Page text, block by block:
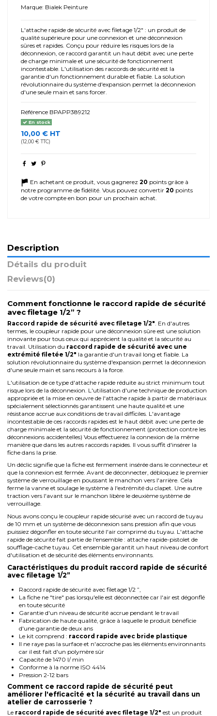
Marque: Bialek Peinture
L'attache rapide de sécurité avec filetage 1/2" : un produit de
qualité supérieure pour une connexion et une déconnexion
sûres et rapides. Conçu pour réduire les risques lors de la
déconnexion, ce raccord garantit un haut débit avec une perte
de charge minimale et une sécurité de fonctionnement
incontestable. L'utilisation des raccords de sécurité est la
garantie d'un fonctionnement durable et fiable. La solution
révolutionnaire du système d'expansion permet la déconnexion
d'une seule main et sans forcer.
Référence BPAPP389212
En stock
10,00 € HT
(12,00 € TTC)
En achetant ce produit, vous gagnerez 20 points grâce à
notre programme de fidélité. Vous pouvez convertir 20 points
de votre compte en bon pour un prochain achat.
Description
Détails du produit
Reviews(0)
Comment fonctionne le raccord rapide de sécurité
avec filetage 1/2” ?
Raccord rapide de sécurité avec filetage 1/2″. En d'autres
termes, le coupleur rapide pour une déconnexion sûre est une solution
innovante pour tous ceux qui apprécient la qualité et la sécurité au
travail. Utilisation du raccord rapide de sécurité avec une
extrémité filetée 1/2" la garantie d'un travail long et fiable. La
solution révolutionnaire du système d'expansion permet la déconnexion
d'une seule main et sans recours à la force.
L'utilisation de ce type d'attache rapide réduite au strict minimum tout
risque lors de la déconnexion. L'utilisation d'une technique de production
appropriée et la mise en œuvre de l'attache rapide à partir de matériaux
spécialement sélectionnés garantissent une haute qualité et une
résistance accrue aux conditions de travail difficiles. L'avantage
incontestable de ces raccords rapides est le haut débit avec une perte de
charge minimale et la sécurité de fonctionnement (protection contre les
déconnexions accidentelles) Vous effectuerez la connexion de la même
manière que dans les autres raccords rapides. Il vous suffit d'insérer la
fiche dans la prise.
Un déclic signifie que la fiche est fermement insérée dans le connecteur et
que la connexion est fermée. Avant de déconnecter, débloquez le premier
système de verrouillage en poussant le manchon vers l'arrière. Cela
ferme la vanne et soulage le système à l'extrémité du clapet. Une autre
traction vers l'avant sur le manchon libère le deuxième système de
verrouillage.
Nous avons conçu le coupleur rapide sécurisé avec un raccord de tuyau
de 10 mm et un système de déconnexion sans pression afin que vous
puissiez dégonfler en toute sécurité l'air comprimé du tuyau. L'attache
rapide de sécurité fait partie de l'ensemble : attache rapide-pistolet de
soufflage-cache tuyau. Cet ensemble garantit un haut niveau de confort
d'utilisation et de sécurité des éléments environnants.
Caractéristiques du produit raccord rapide de sécurité
avec filetage 1/2”
Raccord rapide de sécurité avec filetage 1/2 ”,
La fiche ne "tire" pas lorsqu'elle est déconnectée car l'air est dégonflé
en toute sécurité
Garantie d'un niveau de sécurité accrue pendant le travail
Fabrication de haute qualité, grâce à laquelle le produit bénéficie
d'une garantie de deux ans
Le kit comprend : raccord rapide avec bride plastique
Il ne raye pas la surface et n'accroche pas les éléments environnants
car il est fait d'un polymère sûr
Capacité de 1470 l/ min
Conforme à la norme ISO 4414
Pression 2-12 bars
Comment ce raccord rapide de sécurité peut
améliorer l'efficacité et la sécurité au travail dans un
atelier de carrosserie ?
Le raccord rapide de sécurité avec filetage 1/2" est un produit